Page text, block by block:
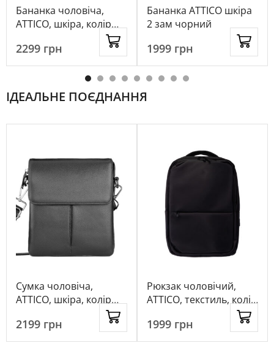
Бананка чоловіча,
ATTICO, шкіра, колір
2299 грн
Бананка ATTICO шкіра
2 зам чорний
1999 грн
ІДЕАЛЬНЕ ПОЄДНАННЯ
Сумка чоловіча,
ATTICO, шкіра, колір
2199 грн
Рюкзак чоловічий,
ATTICO, текстиль, колір
1999 грн